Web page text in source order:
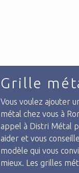
Grille
Vous voulez ajouter
métal chez vous à
appel à Distri Métal
aider et vous
modèle qui vous
mieux. Les grilles